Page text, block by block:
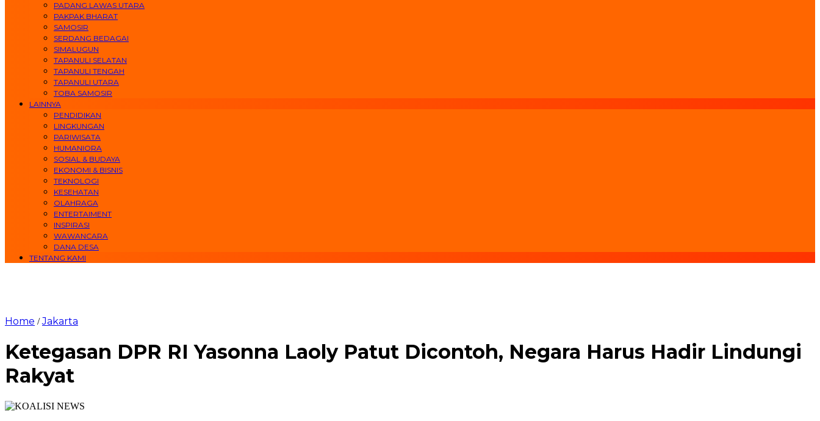
PADANG LAWAS UTARA
PAKPAK BHARAT
SAMOSIR
SERDANG BEDAGAI
SIMALUGUN
TAPANULI SELATAN
TAPANULI TENGAH
TAPANULI UTARA
TOBA SAMOSIR
LAINNYA
PENDIDIKAN
LINGKUNGAN
PARIWISATA
HUMANIORA
SOSIAL & BUDAYA
EKONOMI & BISNIS
TEKNOLOGI
KESEHATAN
OLAHRAGA
ENTERTAIMENT
INSPIRASI
WAWANCARA
DANA DESA
TENTANG KAMI
Home /Jakarta
Ketegasan DPR RI Yasonna Laoly Patut Dicontoh, Negara Harus Hadir Lindungi
Rakyat